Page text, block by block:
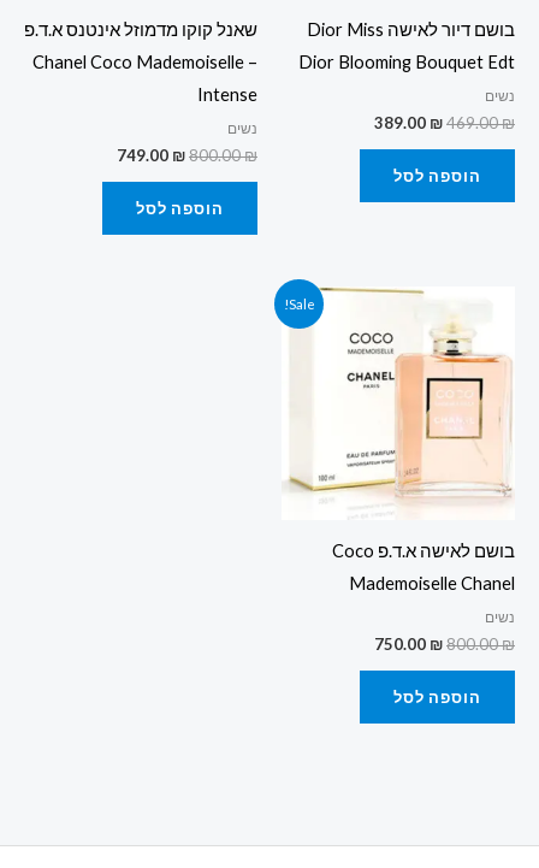
בושם דיור לאישה Dior Miss
Dior Blooming Bouquet Edt
נשים
469.00₪
389.00 ₪
הוספה לסל
שאנל קוקו מדמוזל אינטנס א.ד.פ
– Chanel Coco Mademoiselle
Intense
נשים
800.00₪
749.00 ₪
הוספה לסל
Sale!
בושם לאישה א.ד.פ Coco
Mademoiselle Chanel
נשים
800.00₪
המחיר
היה:
800.00 ₪.
750.00 ₪
המחיר
הוא:
750.00 ₪.
הוספה לסל